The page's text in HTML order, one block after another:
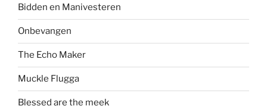
Bidden en Manivesteren
Onbevangen
The Echo Maker
Muckle Flugga
Blessed are the meek